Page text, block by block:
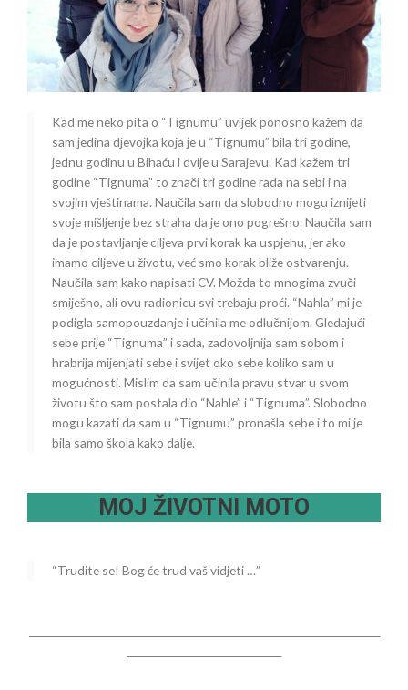
Kad me neko pita o “Tignumu” uvijek ponosno kažem da
sam jedina djevojka koja je u “Tignumu” bila tri godine,
jednu godinu u Bihaću i dvije u Sarajevu. Kad kažem tri
godine “Tignuma” to znači tri godine rada na sebi i na
svojim vještinama. Naučila sam da slobodno mogu iznijeti
svoje mišljenje bez straha da je ono pogrešno. Naučila sam
da je postavljanje ciljeva prvi korak ka uspjehu, jer ako
imamo ciljeve u životu, već smo korak bliže ostvarenju.
Naučila sam kako napisati CV. Možda to mnogima zvuči
smiješno, ali ovu radionicu svi trebaju proći. “Nahla” mi je
podigla samopouzdanje i učinila me odlučnijom. Gledajući
sebe prije “Tignuma” i sada, zadovoljnija sam sobom i
hrabrija mijenjati sebe i svijet oko sebe koliko sam u
mogućnosti. Mislim da sam učinila pravu stvar u svom
životu što sam postala dio “Nahle” i “Tignuma”. Slobodno
mogu kazati da sam u “Tignumu” pronašla sebe i to mi je
bila samo škola kako dalje.
MOJ ŽIVOTNI MOTO
“Trudite se! Bog će trud vaš vidjeti …”